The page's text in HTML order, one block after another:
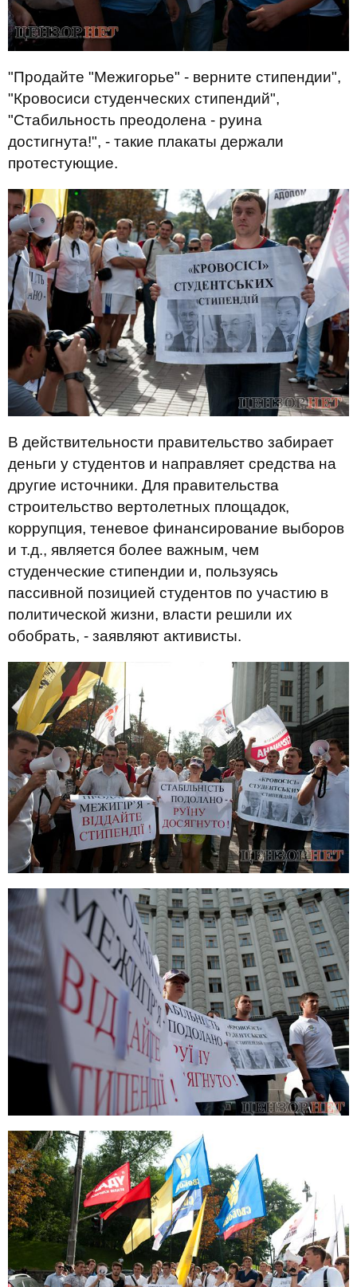
"Продайте "Межигорье" - верните стипендии",
"Кровосиси студенческих стипендий",
"Стабильность преодолена - руина
достигнута!", - такие плакаты держали
протестующие.
В действительности правительство забирает
деньги у студентов и направляет средства на
другие источники. Для правительства
строительство вертолетных площадок,
коррупция, теневое финансирование выборов
и т.д., является более важным, чем
студенческие стипендии и, пользуясь
пассивной позицией студентов по участию в
политической жизни, власти решили их
обобрать, - заявляют активисты.